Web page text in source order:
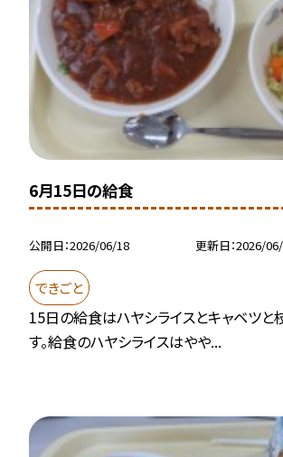
6月15日の給食
公開日 2026/06/18 更新日 2026/
できごと
15日の給食はハヤシライスとキャベツと
す。給食のハヤシライスはやや...